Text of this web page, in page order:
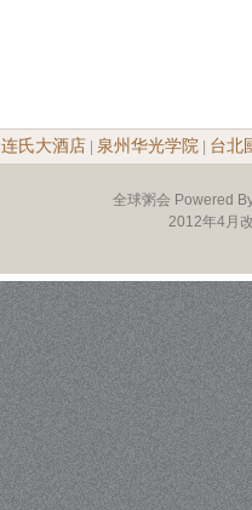
连氏大酒店 泉州华光学院 台北
全球粥会 Powered
2012年4月